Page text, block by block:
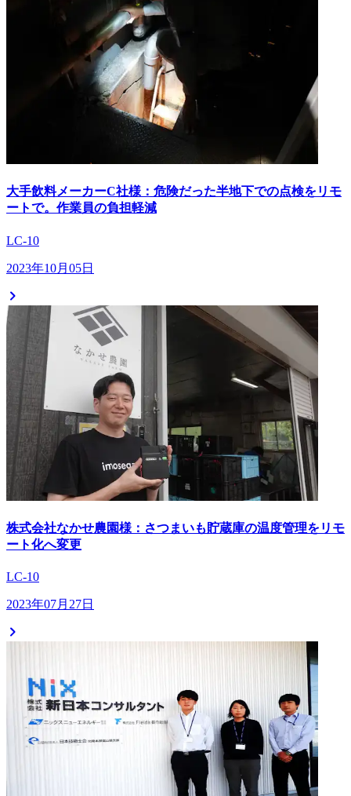
大手飲料メーカーC社様：危険だった半地下での点検をリモ
ートで。作業員の負担軽減
LC-10
2023年10月05日
株式会社なかせ農園様：さつまいも貯蔵庫の温度管理をリモ
ート化へ変更
LC-10
2023年07月27日